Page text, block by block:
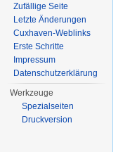
Zufällige Seite
Letzte Änderungen
Cuxhaven-Weblinks
Erste Schritte
Impressum
Datenschutzerklärung
Werkzeuge
Spezialseiten
Druckversion